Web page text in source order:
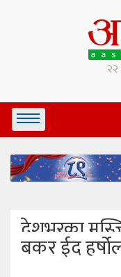
देशभरका
बकर ईद